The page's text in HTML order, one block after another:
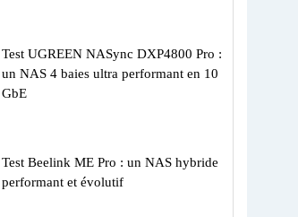
Test UGREEN NASync DXP4800 Pro :
un NAS 4 baies ultra performant en 10
GbE
Test Beelink ME Pro : un NAS hybride
performant et évolutif